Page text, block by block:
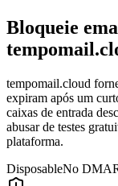
Bloqueie
tempomail.cloud
expiram após um
caixas de entrada
abusar de testes
plataforma.
DisposableNo